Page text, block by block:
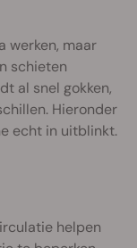
werken, maar
schieten
al snel gokken,
Hieronder
echt in uitblinkt.
helpen